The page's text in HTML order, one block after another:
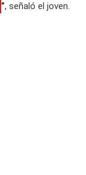
”, señaló el joven.